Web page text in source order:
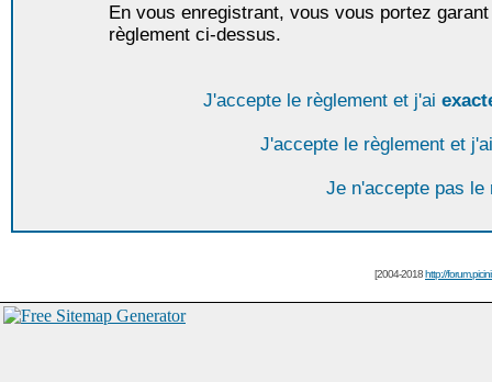
En vous enregistrant, vous vous portez
règlement ci-dessus.
J'accepte le règlement et j'ai
J'accepte le règlement et
Je n'accepte pas le
[2004-2018http://